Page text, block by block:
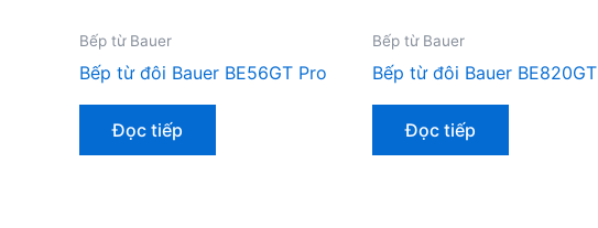
Bếp từ Bauer
Bếp từ đôi Bauer BE56GT Pro
Đọc tiếp
Bếp từ Bauer
Bếp từ đôi Bauer BE820GT
Đọc tiếp